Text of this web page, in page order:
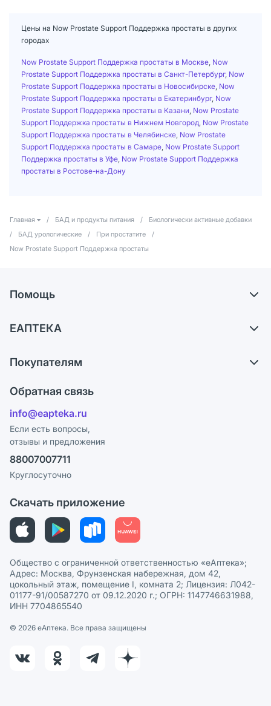
Цены на Now Prostate Support Поддержка простаты в других
городах
Now Prostate Support Поддержка простаты в Москве Now
Prostate Support Поддержка простаты в Санкт-Петербург, Now
Prostate Support Поддержка простаты в Новосибирске Now
Prostate Support Поддержка простаты в Екатеринбург, Now
Prostate Support Поддержка простаты в Казани Now Prostate
Support Поддержка простаты в Нижнем Новгород Now Prostate
Support Поддержка простаты в Челябинске Now Prostate
Support Поддержка простаты в Самаре Now Prostate Support
Поддержка простаты в Уфе Now Prostate Support Поддержка
простаты в Ростове-на-Дону
Главная / БАД и продукты питания /
Биологически активные добавки
/
БАД урологические / При простатите
/
Now Prostate Support Поддержка простаты
Помощь
Самовывоз из аптек
Ответы на вопросы
Блог
ЕАПТЕКА
Карьера
Поставщики
Лицензия
Реклама на сайте
Ваши товары на ЕАПТЕКЕ
Покупателям
Программа СберСпасибо
Политика конфиденциальности
Пользовательское соглашение
Политика рекомендаций
Этика и соответствие
Политика в отношении обработки персональных данных
Обратная связь
info@eapteka.ru
Если есть вопросы,
отзывы и предложения
88007007711
Круглосуточно
Скачать приложение
Общество с ограниченной ответственностью «еАптека»;
Адрес: Москва, Фрунзенская набережная, дом 42,
цокольный этаж, помещение I, комната 2; Лицензия: Л042-
01177-91/00587270 от 09.12.2020 г.; ОГРН: 1147746631988,
ИНН 7704865540
© 2026 eАптека. Все права защищены